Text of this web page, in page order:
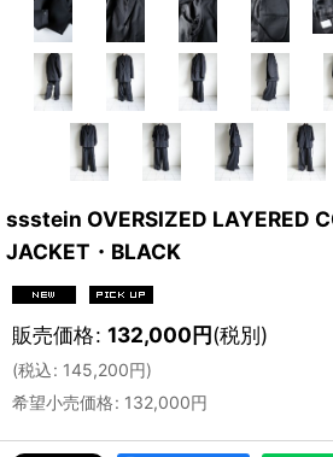
ssstein OVERSIZED LAYERED
JACKET・BLACK
販売価格: 132,000円(税別)
(税込: 145,200円)
希望小売価格: 132,000円